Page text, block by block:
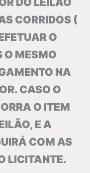
CORRIDOS (
O
O MESMO
NA
CASO O
O ITEM
E A
COM AS
LICITANTE.